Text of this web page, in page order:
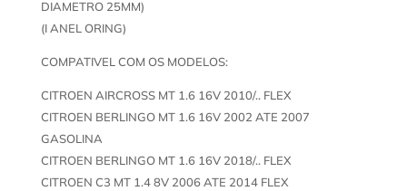
DIAMETRO 25MM)
(I ANEL ORING)
COMPATIVEL COM OS MODELOS:
CITROEN AIRCROSS MT 1.6 16V 2010/.. FLEX
CITROEN BERLINGO MT 1.6 16V 2002 ATE 2007
GASOLINA
CITROEN BERLINGO MT 1.6 16V 2018/.. FLEX
CITROEN C3 MT 1.4 8V 2006 ATE 2014 FLEX